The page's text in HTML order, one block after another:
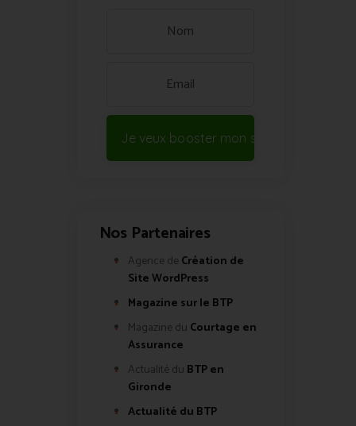
Je veux booster mon site !
Nos Partenaires
Agence de Création de
Site WordPress
Magazine sur le BTP
Magazine du Courtage en
Assurance
Actualité du BTP en
Gironde
Actualité du BTP